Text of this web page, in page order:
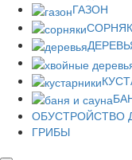
ГАЗОН
ОБУСТРОЙСТВО
ГРИБЫ